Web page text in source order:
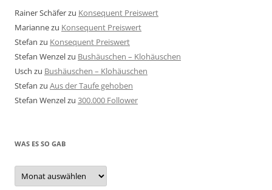
Rainer Schäferzu Konsequent Preiswert
Mariannezu Konsequent Preiswert
Stefan zu Konsequent Preiswert
Stefan Wenzelzu Bushäuschen – Klohäuschen
Usch zu Bushäuschen – Klohäuschen
Stefan zu Aus der Taufe gehoben
Stefan Wenzelzu 300.000 Follower
WAS ES SO GAB
Was
es
so